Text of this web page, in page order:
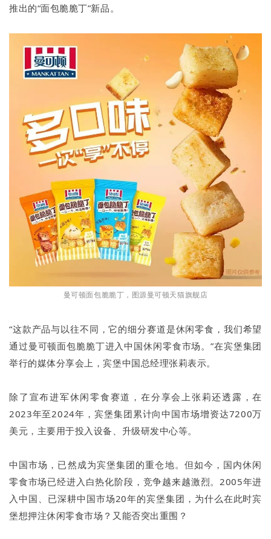
推出的“面包脆脆丁”新品。
曼可顿面包脆脆丁，图源曼可顿天猫旗舰店
“这款产品与以往不同，它的细分赛道是休闲零食，我们希望
通过曼可顿面包脆脆丁进入中国休闲零食市场。”在宾堡集团
举行的媒体分享会上，宾堡中国总经理张莉表示。
除了宣布进军休闲零食赛道，在分享会上张莉还透露，在
2023年至2024年，宾堡集团累计向中国市场增资达7200万
美元，主要用于投入设备、升级研发中心等。
中国市场，已然成为宾堡集团的重仓地。但如今，国内休闲
零食市场已经进入白热化阶段，竞争越来越激烈。2005年进
入中国、已深耕中国市场20年的宾堡集团，为什么在此时宾
堡想押注休闲零食市场？又能否突出重围？